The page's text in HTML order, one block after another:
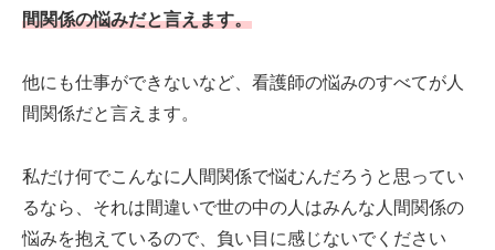
間関係の悩みだと言えます。
他にも仕事ができないなど、看護師の悩みのすべてが人
間関係だと言えます。
私だけ何でこんなに人間関係で悩むんだろうと思ってい
るなら、それは間違いで世の中の人はみんな人間関係の
悩みを抱えているので、負い目に感じないでください